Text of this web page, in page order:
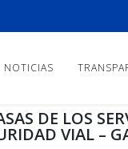
NOTICIAS
DE LOS
VIAL –